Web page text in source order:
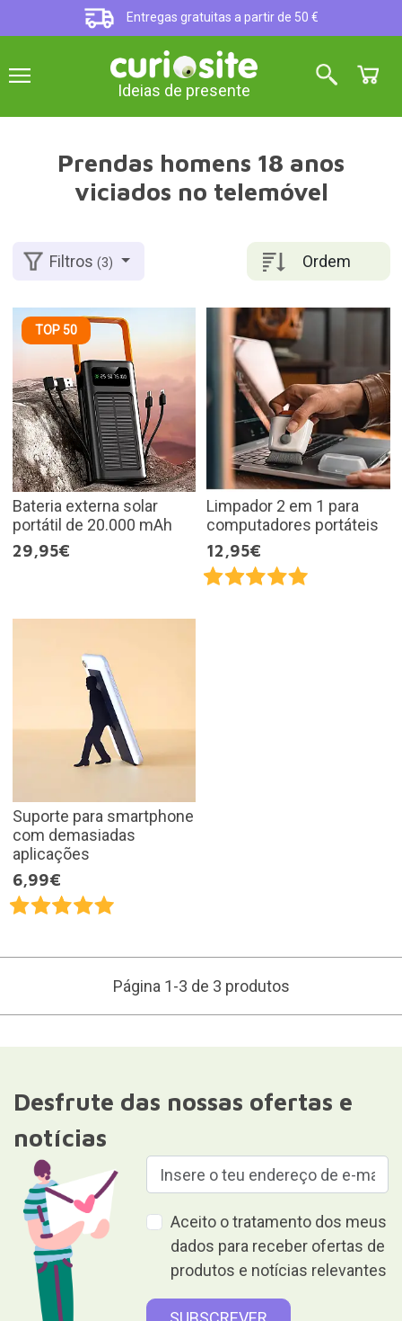
Entregas gratuitas a partir de 50 €
Ideias de presente
Prendas homens 18 anos
viciados no telemóvel
Ordem
Filtros(3)
TOP 50
Bateria externa solar
portátil de 20.000 mAh
29,95€
Limpador 2 em 1 para
computadores portáteis
12,95€
Suporte para smartphone
com demasiadas
aplicações
6,99€
Página 1-3 de 3 produtos
Desfrute das nossas ofertas e
notícias
Aceito o tratamento dos meus
dados para receber ofertas de
produtos e notícias relevantes